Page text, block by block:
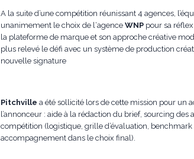
A la suite d’une compétition réunissant 4 agences,
unanimement le choix de l‘agence WNP pour sa
la plateforme de marque et son approche créative
plus relevé le défi avec un système de production
nouvelle signature
Pitchville a été sollicité lors de cette mission pour un
l’annonceur : aide à la rédaction du brief, sourcing des
compétition (logistique, grille d’évaluation,
accompagnement dans le choix final).